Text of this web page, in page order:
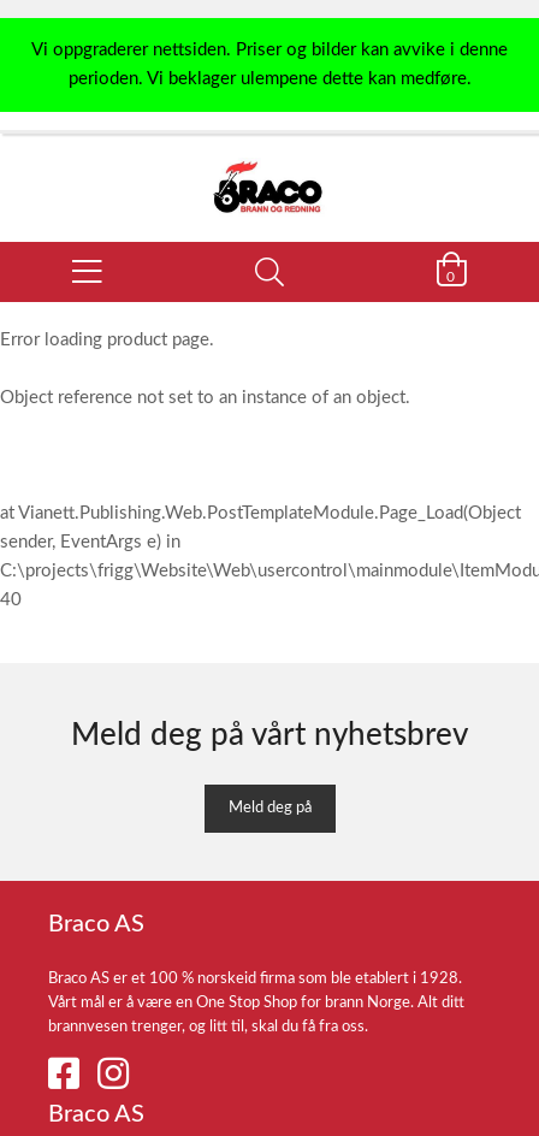
Vi oppgraderer nettsiden. Priser og bilder kan avvike i denne
perioden. Vi beklager ulempene dette kan medføre.
0
Error loading product page.
Object reference not set to an instance of an object.
at Vianett.Publishing.Web.PostTemplateModule.Page_Load(Object
sender, EventArgs e) in
40
Meld deg på vårt nyhetsbrev
Meld deg på
Braco AS
Braco AS er et 100 % norskeid firma som ble etablert i 1928.
Vårt mål er å være en One Stop Shop for brann Norge. Alt ditt
brannvesen trenger, og litt til, skal du få fra oss.
Braco AS